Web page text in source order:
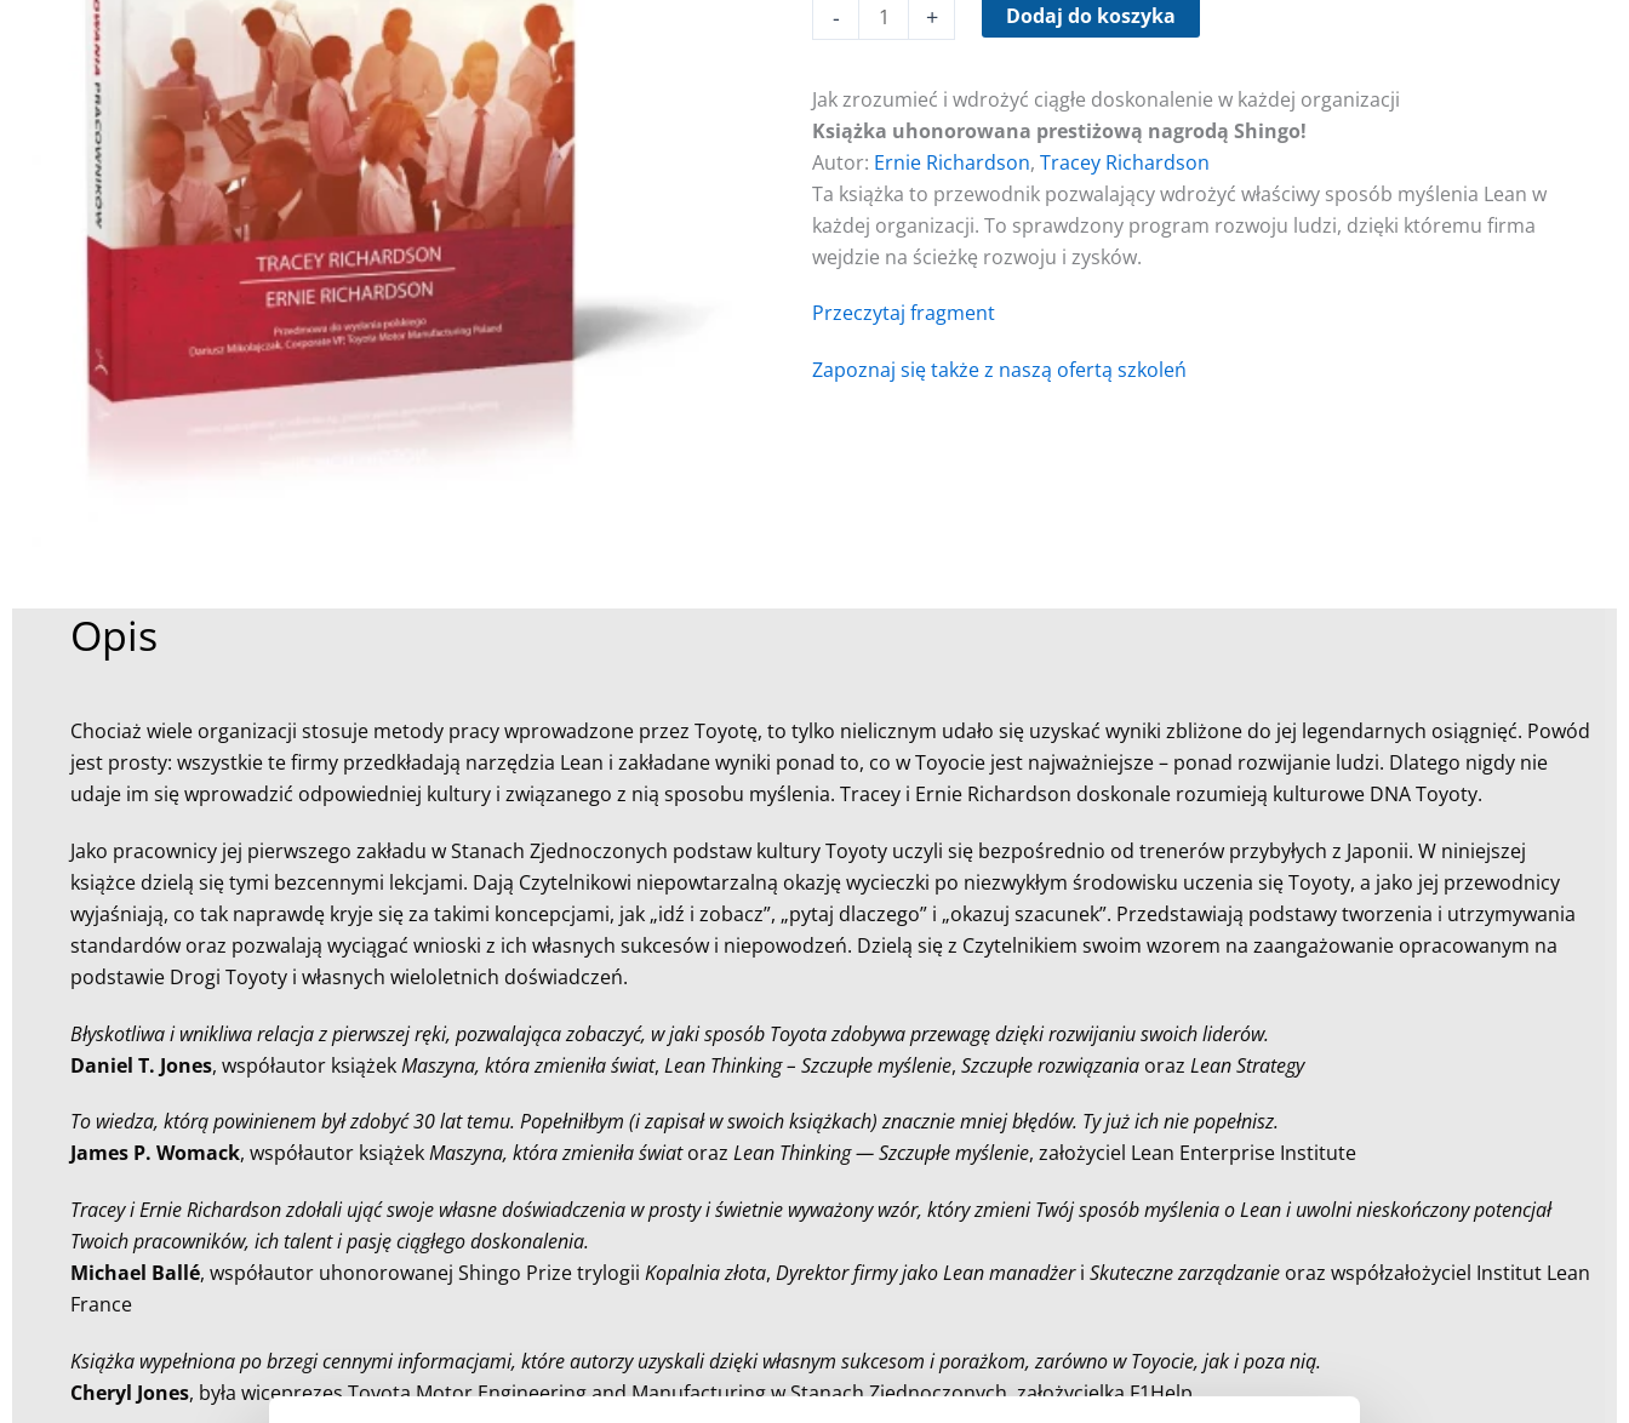
-
Toyoty
do
pracowników
+ Dodaj do koszyka
Jak zrozumieć i wdrożyć ciągłe doskonalenie w każdej organizacji
Książka uhonorowana prestiżową nagrodą Shingo!
Autor: Ernie Richardson, Tracey Richardson
Ta książka to przewodnik pozwalający wdrożyć właściwy sposób myślenia Lean w
każdej organizacji. To sprawdzony program rozwoju ludzi, dzięki któremu firma
wejdzie na ścieżkę rozwoju i zysków.
Przeczytaj fragment
Zapoznaj się także z naszą ofertą szkoleń
Opis
Chociaż wiele organizacji stosuje metody pracy wprowadzone przez Toyotę, to tylko nielicznym udało się uzyskać wyniki zbliżone do jej legendarnych osiągnięć. Powód
jest prosty: wszystkie te firmy przedkładają narzędzia Lean i zakładane wyniki ponad to, co w Toyocie jest najważniejsze – ponad rozwijanie ludzi. Dlatego nigdy nie
udaje im się wprowadzić odpowiedniej kultury i związanego z nią sposobu myślenia. Tracey i Ernie Richardson doskonale rozumieją kulturowe DNA Toyoty.
Jako pracownicy jej pierwszego zakładu w Stanach Zjednoczonych podstaw kultury Toyoty uczyli się bezpośrednio od trenerów przybyłych z Japonii. W niniejszej
książce dzielą się tymi bezcennymi lekcjami. Dają Czytelnikowi niepowtarzalną okazję wycieczki po niezwykłym środowisku uczenia się Toyoty, a jako jej przewodnicy
wyjaśniają, co tak naprawdę kryje się za takimi koncepcjami, jak „idź i zobacz”, „pytaj dlaczego” i „okazuj szacunek”. Przedstawiają podstawy tworzenia i utrzymywania
standardów oraz pozwalają wyciągać wnioski z ich własnych sukcesów i niepowodzeń. Dzielą się z Czytelnikiem swoim wzorem na zaangażowanie opracowanym na
podstawie Drogi Toyoty i własnych wieloletnich doświadczeń.
Błyskotliwa i wnikliwa relacja z pierwszej ręki, pozwalająca zobaczyć, w jaki sposób Toyota zdobywa przewagę dzięki rozwijaniu swoich liderów.
Daniel T. Jones, współautor książekMaszyna, która zmieniła świat, Lean Thinking – Szczupłe myślenie, Szczupłe rozwiązania oraz Lean Strategy
To wiedza, którą powinienem był zdobyć 30 lat temu. Popełniłbym (i zapisał w swoich książkach) znacznie mniej błędów. Ty już ich nie popełnisz.
James P. Womack, współautor książekMaszyna, która zmieniła światoraz Lean Thinking — Szczupłe myślenie, założyciel Lean Enterprise Institute
Tracey i Ernie Richardson zdołali ująć swoje własne doświadczenia w prosty i świetnie wyważony wzór, który zmieni Twój sposób myślenia o Lean i uwolni nieskończony potencjał
Twoich pracowników, ich talent i pasję ciągłego doskonalenia.
Michael Ballé, współautor uhonorowanej Shingo Prize trylogii Kopalnia złota, Dyrektor firmy jako Lean manadżeri Skuteczne zarządzanie oraz współzałożyciel Institut Lean
France
Książka wypełniona po brzegi cennymi informacjami, które autorzy uzyskali dzięki własnym sukcesom i porażkom, zarówno w Toyocie, jak i poza nią.
Cheryl Jones, była wiceprezes Toyota Motor Engineering and Manufacturing w Stanach Zjednoczonych, założycielka F1Help